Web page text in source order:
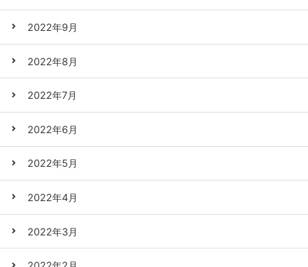
2022年9月
2022年8月
2022年7月
2022年6月
2022年5月
2022年4月
2022年3月